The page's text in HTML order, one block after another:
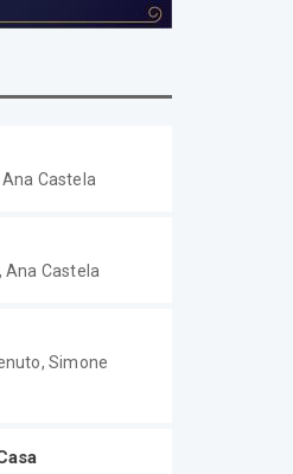
Ana Castela
Ana Castela
Simone